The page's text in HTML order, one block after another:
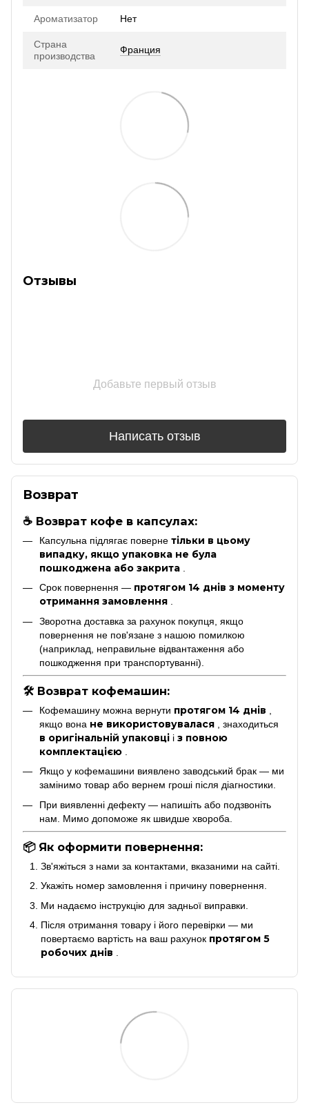
Ароматизатор Нет
Страна
производства
Франция
Отзывы
Добавьте первый отзыв
Написать отзыв
Возврат
☕ Возврат кофе в капсулах:
Капсульна підлягає поверне тільки в цьому
випадку, якщо упаковка не була
пошкоджена або закрита
Срок повернення — протягом 14 днів з моменту
отримання замовлення .
Зворотна доставка за рахунок покупця, якщо
повернення не пов'язане з нашою помилкою
(наприклад, неправильне відвантаження або
пошкодження при транспортуванні).
🛠 Возврат кофемашин:
Кофемашину можна вернути протягом 14 днів
якщо вона не використовувалася , знаходиться
в оригінальній упаковці і з повною
комплектацією
Якщо у кофемашини виявлено заводський брак — ми
замінимо товар або вернем гроші після діагностики.
При виявленні дефекту — напишіть або подзвоніть
нам. Мимо допоможе як швидше хвороба.
📦 Як оформити повернення:
Зв'яжіться з нами за контактами, вказаними на сайті.
Укажіть номер замовлення і причину повернення.
Ми надаємо інструкцію для задньої виправки.
Після отримання товару і його перевірки — ми
повертаємо вартість на ваш рахунок протягом 5
робочих днів